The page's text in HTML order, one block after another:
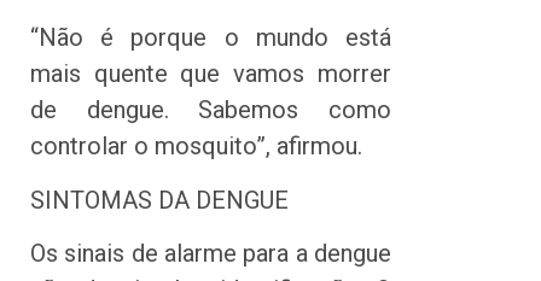
“Não é porque o mundo está
mais quente que vamos morrer
de dengue. Sabemos como
controlar o mosquito”, afirmou.
SINTOMAS DA DENGUE
Os sinais de alarme para a dengue